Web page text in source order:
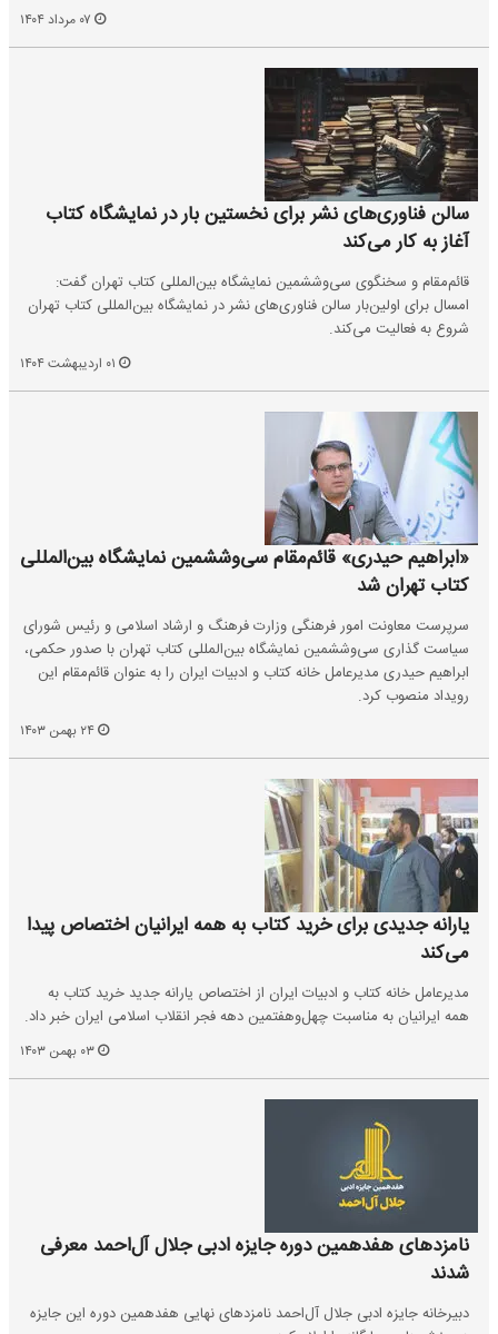
سالن فناوری‌های نشر برای نخستین بار در نمایشگاه کتاب
آغاز به کار می‌کند
قائم‌مقام و سخنگوی سی‌وششمین نمایشگاه بین‌المللی کتاب تهران گفت:
امسال برای اولین‌بار سالن فناوری‌های نشر در نمایشگاه بین‌المللی کتاب تهران
شروع به فعالیت می‌کند.
«ابراهیم حیدری» قائم‌مقام سی‌وششمین نمایشگاه بین‌المللی
کتاب تهران شد
سرپرست معاونت امور فرهنگی وزارت فرهنگ و ارشاد اسلامی و رئیس شورای
سیاست گذاری سی‌وششمین نمایشگاه بین‌المللی کتاب تهران با صدور حکمی،
ابراهیم حیدری مدیرعامل خانه کتاب و ادبیات ایران را به عنوان قائم‌مقام این
رویداد منصوب کرد.
یارانه جدیدی برای خرید کتاب به همه ایرانیان اختصاص پیدا
می‌کند
مدیرعامل خانه کتاب و ادبیات ایران از اختصاص یارانه جدید خرید کتاب به
همه ایرانیان به مناسبت چهل‌وهفتمین دهه‌ فجر انقلاب اسلامی ایران خبر داد.
نامزدهای هفدهمین دوره جایزه ادبی جلال آل‌احمد معرفی
شدند
دبیرخانه جایزه ادبی جلال آل‌احمد نامزدهای نهایی هفدهمین دوره این جایزه